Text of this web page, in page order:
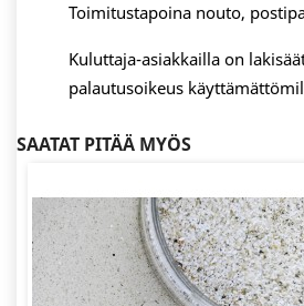
Toimitustapoina nouto,
Kuluttaja-asiakkailla on
palautusoikeus
SAATAT PITÄÄ MYÖS